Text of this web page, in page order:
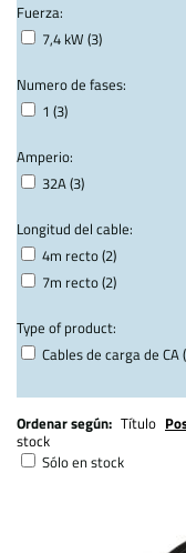
Fuerza:
7,4 kW (3)
Numero de fases:
1 (3)
Amperio:
32A (3)
Longitud del cable:
4m recto (2)
7m recto (2)
Type of product:
Cables de carga de CA
Ordenar según: Título
stock
Sólo en stock